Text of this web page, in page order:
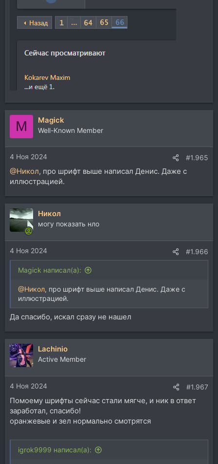
M Magick
Well-Known Member
4 Ноя 2024 #1.965
@Никол, про шрифт выше написал Денис. Даже с
иллюстрацией.
Никол
могу показать нло
4 Ноя 2024 #1.966
Magick написал(а):
@Никол, про шрифт выше написал Денис. Даже с
иллюстрацией.
Да спасибо, искал сразу не нашел
Lachinio
Active Member
4 Ноя 2024 #1.967
Помоему шрифты сейчас стали мягче, и ник в ответ
заработал, спасибо!
оранжевые и зел нормально смотрятся
igrok9999 написал(а):